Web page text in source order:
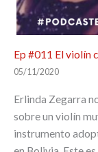
Ep #011 El violín
05/11/2020
Erlinda Zegarra
sobre un violín
instrumento